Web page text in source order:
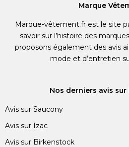
Marque
Marque-vêtement.fr est le site
savoir sur l’histoire des
proposons également des avis
mode et d’entretien
Nos derniers avis sur
Avis sur Saucony
Avis sur Izac
Avis sur Birkenstock